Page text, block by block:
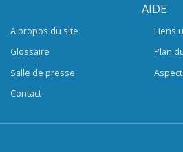
AIDE
A propos du site
Glossaire
Salle de presse
Contact
Liens
Plan